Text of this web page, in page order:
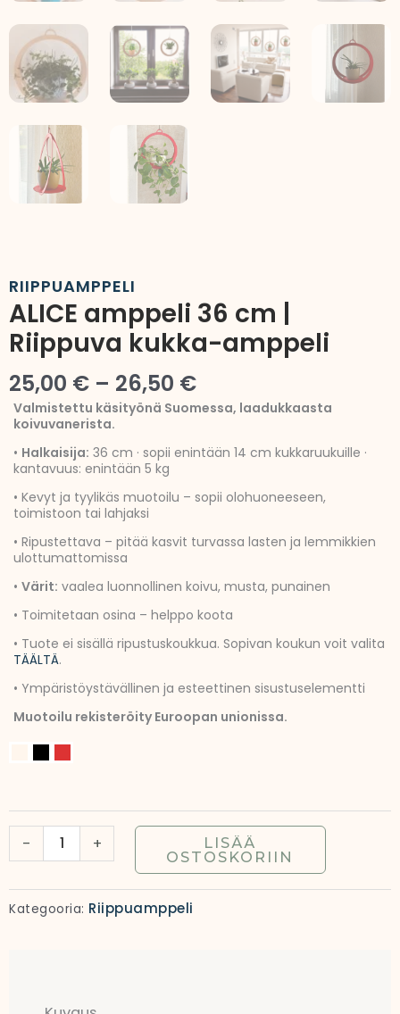
RIIPPUAMPPELI
ALICE amppeli 36 cm |
Riippuva kukka-amppeli
25,00 € – 26,50 €Hintaluokka:
25,00 €
26,50 €
Valmistettu käsityönä Suomessa, laadukkaasta
koivuvanerista.
• Halkaisija: 36 cm · sopii enintään 14 cm kukkaruukuille ·
kantavuus: enintään 5 kg
• Kevyt ja tyylikäs muotoilu – sopii olohuoneeseen,
toimistoon tai lahjaksi
• Ripustettava – pitää kasvit turvassa lasten ja lemmikkien
ulottumattomissa
• Värit: vaalea luonnollinen koivu, musta, punainen
• Toimitetaan osina – helppo koota
• Tuote ei sisällä ripustuskoukkua. Sopivan koukun voit valita
TÄÄLTÄ.
• Ympäristöystävällinen ja esteettinen sisustuselementti
Muotoilu rekisteröity Euroopan unionissa.
-
ALICE
cm
kukka-
+
LISÄÄ
OSTOSKORIIN
Kategooria: Riippuamppeli